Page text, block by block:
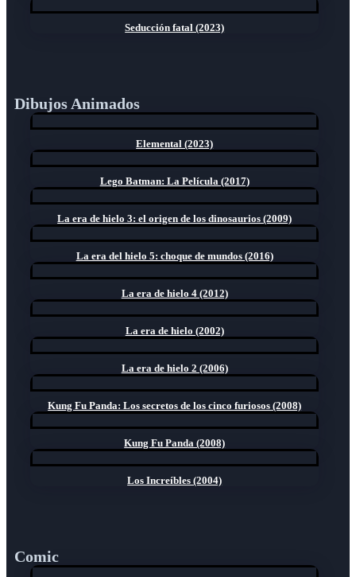
Seducción fatal (2023)
Dibujos Animados
Elemental (2023)
Lego Batman: La Película (2017)
La era de hielo 3: el origen de los dinosaurios (2009)
La era del hielo 5: choque de mundos (2016)
La era de hielo 4 (2012)
La era de hielo (2002)
La era de hielo 2 (2006)
Kung Fu Panda: Los secretos de los cinco furiosos (2008)
Kung Fu Panda (2008)
Los Increíbles (2004)
Comic